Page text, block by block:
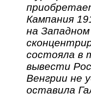
Кампания
на
состояла в
вывести
Венгрии не
оставила